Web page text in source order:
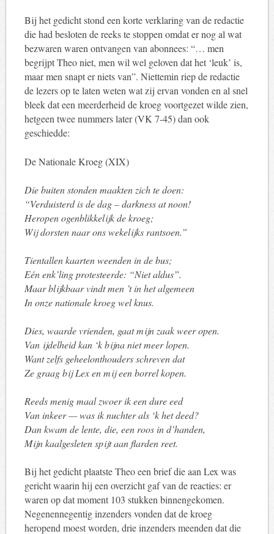
Bij het gedicht stond een korte verklaring van de redactie
die had besloten de reeks te stoppen omdat er nog al wat
bezwaren waren ontvangen van abonnees: “… men
begrijpt Theo niet, men wil wel geloven dat het ‘leuk’ is,
maar men snapt er niets van”. Niettemin riep de redactie
de lezers op te laten weten wat zij ervan vonden en al snel
bleek dat een meerderheid de kroeg voortgezet wilde zien,
hetgeen twee nummers later (VK 7-45) dan ook
geschiedde:
De Nationale Kroeg (XIX)
Die buiten stonden maakten zich te doen:
“Verduisterd is de dag – darkness at noon!
Heropen ogenblikkelijk de kroeg;
Wij dorsten naar ons wekelijks rantsoen.”
Tientallen kaarten weenden in de bus;
Eén enk’ling protesteerde: “Niet aldus”.
Maar blijkbaar vindt men ’t in het algemeen
In onze nationale kroeg wel knus.
Dies, waarde vrienden, gaat mijn zaak weer open.
Van ijdelheid kan ‘k bijna niet meer lopen.
Want zelfs geheelonthouders schreven dat
Ze graag bij Lex en mij een borrel kopen.
Reeds menig maal zwoer ik een dure eed
Van inkeer — was ik nuchter als ‘k het deed?
Dan kwam de lente, die, een roos in d’handen,
Mijn kaalgesleten spijt aan flarden reet.
Bij het gedicht plaatste Theo een brief die aan Lex was
gericht waarin hij een overzicht gaf van de reacties: er
waren op dat moment 103 stukken binnengekomen.
Negenennegentig inzenders vonden dat de kroeg
heropend moest worden, drie inzenders meenden dat die